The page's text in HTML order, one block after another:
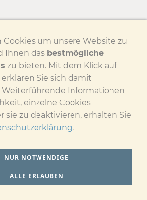
um unsere Website zu
Ihnen das bestmögliche
zu bieten. Mit dem Klick auf
erklären Sie sich damit
Weiterführende Informationen
einzelne Cookies
sie zu deaktivieren, erhalten Sie
.
NUR NOTWENDIGE
ALLE ERLAUBEN